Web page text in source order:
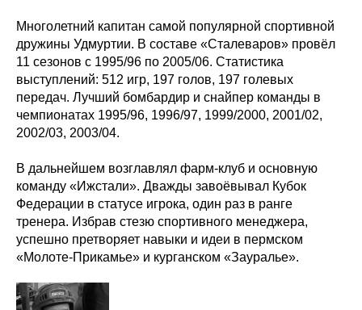
Многолетний капитан самой популярной спортивной
дружины Удмуртии. В составе «Сталеваров» провёл
11 сезонов с 1995/96 по 2005/06. Статистика
выступлений: 512 игр, 197 голов, 197 голевых
передач. Лучший бомбардир и снайпер команды в
чемпионатах 1995/96, 1996/97, 1999/2000, 2001/02,
2002/03, 2003/04.
В дальнейшем возглавлял фарм-клуб и основную
команду «Ижстали». Дважды завоёвывал Кубок
Федерации в статусе игрока, один раз в ранге
тренера. Избрав стезю спортивного менеджера,
успешно претворяет навыки и идеи в пермском
«Молоте-Прикамье» и курганском «Зауралье».